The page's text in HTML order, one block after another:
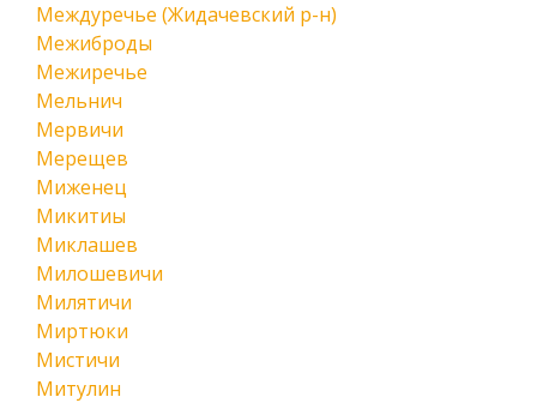
Междуречье (Жидачевский р-н)
Межиброды
Межиречье
Мельнич
Мервичи
Мерещев
Миженец
Микитиы
Миклашев
Милошевичи
Милятичи
Миртюки
Мистичи
Митулин